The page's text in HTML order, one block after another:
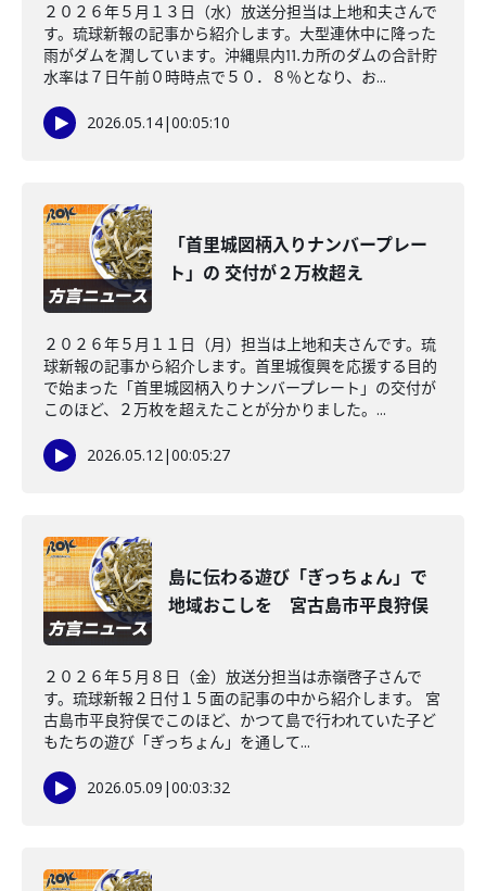
２０２６年５月１３日（水）放送分担当は上地和夫さんで
す。琉球新報の記事から紹介します。大型連休中に降った
雨がダムを潤しています。沖縄県内⒒カ所のダムの合計貯
水率は７日午前０時時点で５０．８％となり、お...
2026.05.14|00:05:10
「首里城図柄入りナンバープレー
ト」の 交付が２万枚超え
２０２６年５月１１日（月）担当は上地和夫さんです。琉
球新報の記事から紹介します。首里城復興を応援する目的
で始まった「首里城図柄入りナンバープレート」の交付が
このほど、２万枚を超えたことが分かりました。...
2026.05.12|00:05:27
島に伝わる遊び「ぎっちょん」で
地域おこしを 宮古島市平良狩俣
２０２６年５月８日（金）放送分担当は赤嶺啓子さんで
す。琉球新報２日付１５面の記事の中から紹介します。 宮
古島市平良狩俣でこのほど、かつて島で行われていた子ど
もたちの遊び「ぎっちょん」を通して...
2026.05.09 |00:03:32